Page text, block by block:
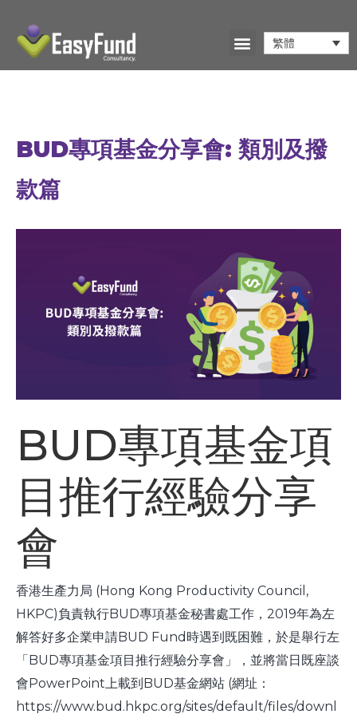
繁體
BUD專項基金分享會: 類別及撥
款篇
BUD專項基金項
目推行經驗分享
會
香港生產力局 (Hong Kong Productivity Council,
HKPC)負責執行BUD專項基金秘書處工作，2019年為左
解答好多企業申請BUD Fund時遇到既困難，於是舉行左
「BUD專項基金項目推行經驗分享會」，並將當日既座談
會PowerPoint上載到BUD基金網站 (網址：
https://www.bud.hkpc.org/sites/default/files/downl